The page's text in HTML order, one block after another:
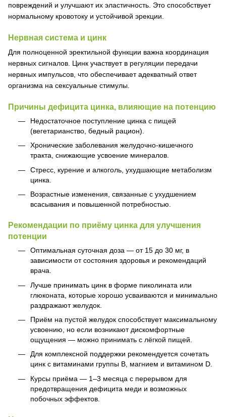
повреждений и улучшают их эластичность. Это способствует
нормальному кровотоку и устойчивой эрекции.
Нервная система и цинк
Для полноценной эректильной функции важна координация
нервных сигналов. Цинк участвует в регуляции передачи
нервных импульсов, что обеспечивает адекватный ответ
организма на сексуальные стимулы.
Причины дефицита цинка, влияющие на потенцию
Недостаточное поступление цинка с пищей
(вегетарианство, бедный рацион).
Хронические заболевания желудочно-кишечного
тракта, снижающие усвоение минералов.
Стресс, курение и алкоголь, ухудшающие метаболизм
цинка.
Возрастные изменения, связанные с ухудшением
всасывания и повышенной потребностью.
Рекомендации по приёму цинка для улучшения
потенции
Оптимальная суточная доза — от 15 до 30 мг, в
зависимости от состояния здоровья и рекомендаций
врача.
Лучше принимать цинк в форме пиколината или
глюконата, которые хорошо усваиваются и минимально
раздражают желудок.
Приём на пустой желудок способствует максимальному
усвоению, но если возникают дискомфортные
ощущения — можно принимать с лёгкой пищей.
Для комплексной поддержки рекомендуется сочетать
цинк с витаминами группы B, магнием и витамином D.
Курсы приёма — 1–3 месяца с перерывом для
предотвращения дефицита меди и возможных
побочных эффектов.